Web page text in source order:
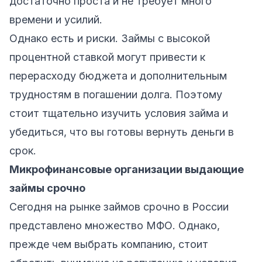
времени и усилий.
Однако есть и риски. Займы с высокой
процентной ставкой могут привести к
перерасходу бюджета и дополнительным
трудностям в погашении долга. Поэтому
стоит тщательно изучить условия займа и
убедиться, что вы готовы вернуть деньги в
срок.
Микрофинансовые организации выдающие
займы срочно
Сегодня на рынке займов срочно в России
представлено множество МФО. Однако,
прежде чем выбрать компанию, стоит